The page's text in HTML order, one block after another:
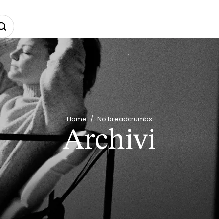
Home / No breadcrumbs
Archivi